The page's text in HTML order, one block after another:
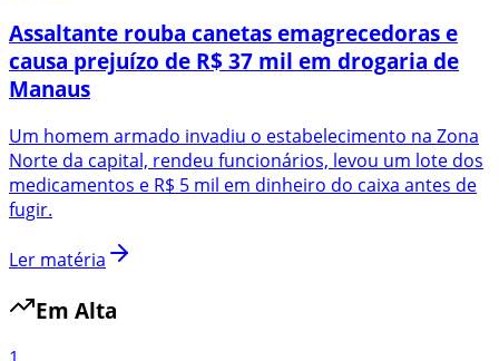
Assaltante rouba canetas emagrecedoras e
causa prejuízo de R$ 37 mil em drogaria de
Manaus
Um homem armado invadiu o estabelecimento na Zona
Norte da capital, rendeu funcionários, levou um lote dos
medicamentos e R$ 5 mil em dinheiro do caixa antes de
fugir.
Ler matéria
Em Alta